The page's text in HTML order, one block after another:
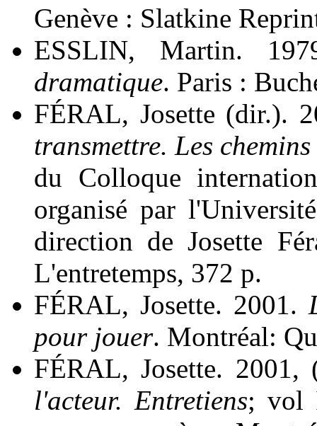
Genève : Slatkine
ESSLIN, Martin.
dramatique. Paris :
FÉRAL, Josette (dir.).
transmettre. Les
du Colloque
organisé par
direction de Josette
L'entretemps, 372 p.
FÉRAL, Josette. 2001.
pour jouer. Montréal:
FÉRAL, Josette.
l'acteur. Entretiens; vol